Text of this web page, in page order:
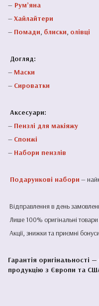
— Рум’яна
—Хайлайтери
— Помади, блиски, олівці
Догляд:
—Маски
— Сироватки
Аксесуари:
— Пензлі для макіяжу
— Спонжі
— Набори пензлів
Подарункові набори —
Відправлення в день
Лише 100% оригінальні товари
Акції, знижки та приємні бонуси
Гарантія
продукцію з Європи та